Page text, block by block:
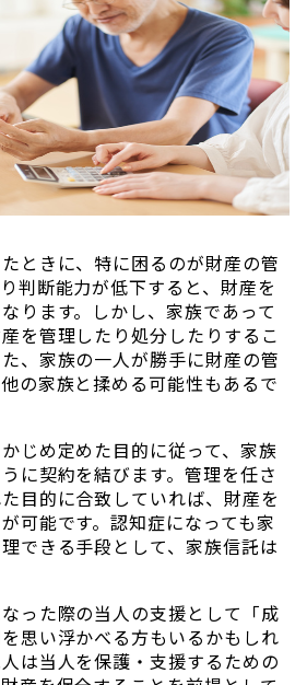
ときに、特に困るのが財産の管
判断能力が低下すると、財産を
ります。しかし、家族であって
を管理したり処分したりするこ
、家族の一人が勝手に財産の管
の家族と揉める可能性もあるで
じめ定めた目的に従って、家族
に契約を結びます。管理を任さ
目的に合致していれば、財産を
可能です。認知症になっても家
できる手段として、家族信託は
った際の当人の支援として「成
思い浮かべる方もいるかもしれ
は当人を保護・支援するための